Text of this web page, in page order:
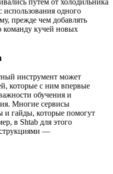
использования одного
прежде чем добавлять
команду кучей новых
инструмент может
которые с ним впервые
обучения и
Многие сервисы
и гайды, которые помогут
в Shtab для этого
—